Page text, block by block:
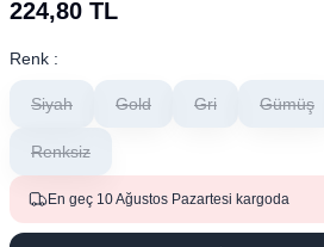
224,80 TL
Renk :
Siyah Gold Gri Gümüş
Renksiz
En geç 10 Ağustos Pazartesi kargoda